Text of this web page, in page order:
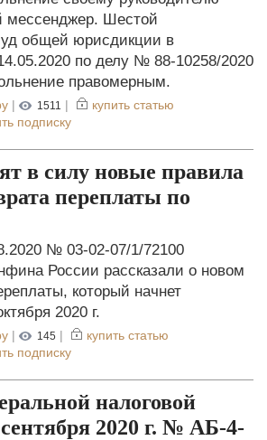
мессенджер. Шестой
общей юрисдикции в
по делу № 88-10258/2020
правомерным.
| 1511 |
купить статью
подписку
в силу новые правила
переплаты по
№ 03-02-07/1/72100
России рассказали о новом
который начнет
2020 г.
| 145 |
купить статью
подписку
налоговой
2020 г. № АБ-4-